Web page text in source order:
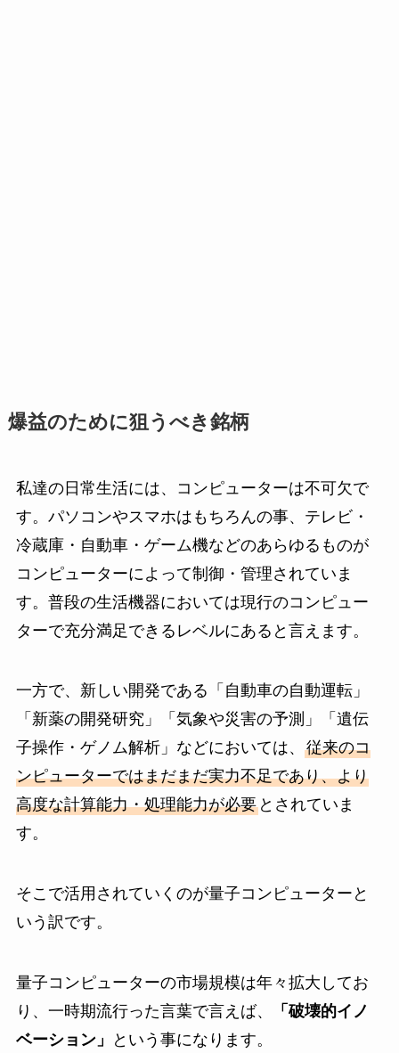
爆益のために狙うべき銘柄
私達の日常生活には、コンピューターは不可欠で
す。パソコンやスマホはもちろんの事、テレビ・
冷蔵庫・自動車・ゲーム機などのあらゆるものが
コンピューターによって制御・管理されていま
す。普段の生活機器においては現行のコンピュー
ターで充分満足できるレベルにあると言えます。
一方で、新しい開発である「自動車の自動運転」
「新薬の開発研究」「気象や災害の予測」「遺伝
子操作・ゲノム解析」などにおいては、 従来のコ
ンピューターではまだまだ実力不足であり、より
高度な計算能力・処理能力が必要とされていま
す。
そこで活用されていくのが量子コンピューターと
いう訳です。
量子コンピューターの市場規模は年々拡大してお
り、一時期流行った言葉で言えば、
「破壊的イノ
ベーション」
という事になります。